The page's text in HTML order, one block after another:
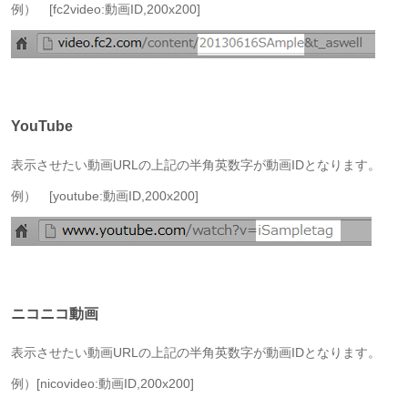
例） [fc2video:動画ID,200x200]
YouTube
表示させたい動画URLの上記の半角英数字が動画IDとなります。
例） [youtube:動画ID,200x200]
ニコニコ動画
表示させたい動画URLの上記の半角英数字が動画IDとなります。
例）[nicovideo:動画ID,200x200]